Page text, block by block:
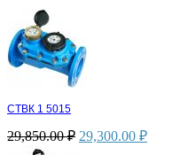
СТВК 1 5015
29,850.00₽ 29,300.00 ₽